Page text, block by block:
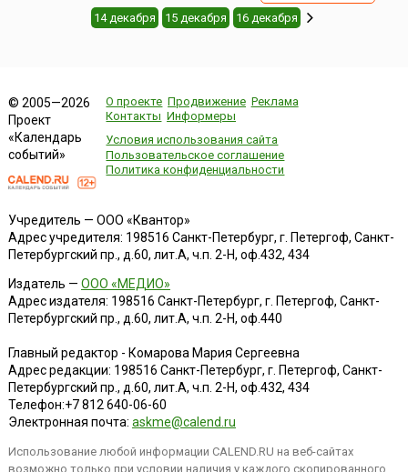
14 декабря 15 декабря 16 декабря
© 2005—2026
Проект
«Календарь
событий»
О проекте Продвижение Реклама
Контакты Информеры
Условия использования сайта
Пользовательское соглашение
Политика конфиденциальности
Учредитель — ООО «Квантор»
Адрес учредителя: 198516 Санкт-Петербург, г. Петергоф, Санкт-
Петербургский пр., д.60, лит.А, ч.п. 2-Н, оф.432, 434
Издатель — ООО «МЕДИО»
Адрес издателя: 198516 Санкт-Петербург, г. Петергоф, Санкт-
Петербургский пр., д.60, лит.А, ч.п. 2-Н, оф.440
Главный редактор - Комарова Мария Сергеевна
Адрес редакции: 198516 Санкт-Петербург, г. Петергоф, Санкт-
Петербургский пр., д.60, лит.А, ч.п. 2-Н, оф.432, 434
Телефон:+7 812 640-06-60
Электронная почта: askme@calend.ru
Использование любой информации CALEND.RU на веб-сайтах
возможно только при условии наличия у каждого скопированного